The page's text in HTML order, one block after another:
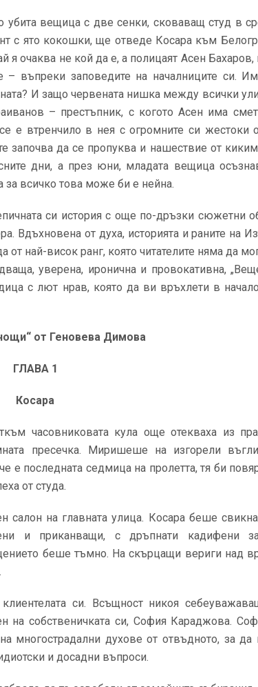
убита вещица с две сенки, сковаващ студ в
с ято кокошки, ще отведе Косара към
я очаква не кой да е, а полицаят Асен Бахаров,
– въпреки заповедите на началниците си.
И защо червената нишка между всички
– престъпник, с когото Асен има
е втренчило в нея с огромните си жестоки
започва да се пропуква и нашествие от
дни, а през юни, младата вещица
за всичко това може би е нейна.
си история с още по-дръзки сюжетни
Вдъхновена от духа, историята и раните на
най-висок ранг, която читателите няма да
уверена, иронична и провокативна,
с лют нрав, която да ви връхлети в
от Геновева Димова
ГЛАВА 1
Косара
часовниковата кула още отекваха из
пресечка. Миришеше на изгорели
е последната седмица на пролетта, тя би
от студа.
салон на главната улица. Косара беше
и приканващи, с дръпнати кадифени
беше тъмно. На скърцащи вериги над
си. Всъщност никоя
на собственичката си, София Караджова.
многострадални духове от отвъдното, за да
и досадни въпроси.